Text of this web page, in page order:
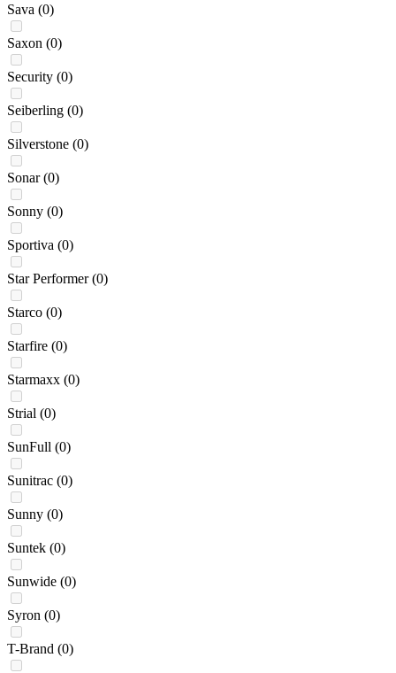
Sava (0)
Saxon (0)
Security (0)
Seiberling (0)
Silverstone (0)
Sonar (0)
Sonny (0)
Sportiva (0)
Star Performer (0)
Starco (0)
Starfire (0)
Starmaxx (0)
Strial (0)
SunFull (0)
Sunitrac (0)
Sunny (0)
Suntek (0)
Sunwide (0)
Syron (0)
T-Brand (0)